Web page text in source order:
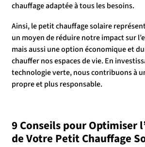
chauffage adaptée à tous les besoins.
Ainsi, le petit chauffage solaire
un moyen de réduire notre impact sur
mais aussi une option économique et
chauffer nos espaces de vie. En
technologie verte, nous contribuons à
propre et plus responsable.
9 Conseils pour Optimiser
de Votre Petit Chauffage